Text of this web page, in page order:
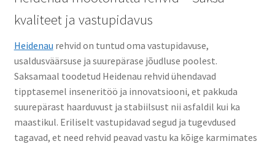
Continental
CST
Dunlop
Heidenau
kvaliteet ja vastupidavus
Heidenau rehvid on tuntud oma vastupidavuse,
usaldusväärsuse ja suurepärase jõudluse poolest.
Saksamaal toodetud Heidenau rehvid ühendavad
tipptasemel inseneritöö ja innovatsiooni, et pakkuda
suurepärast haarduvust ja stabiilsust nii asfaldil kui ka
maastikul. Eriliselt vastupidavad segud ja tugevdused
tagavad, et need rehvid peavad vastu ka kõige karmimates